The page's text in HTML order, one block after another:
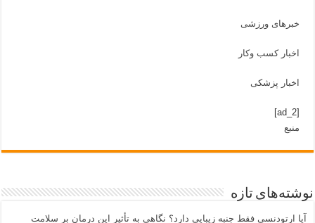
خبرهای ورزشی
اخبار کسب وکار
اخبار پزشکی
منبع
تازه
ارتودنسی فقط جنبه زیبایی دارد؟ نگاهی به تأثیر این درمان بر سلامت